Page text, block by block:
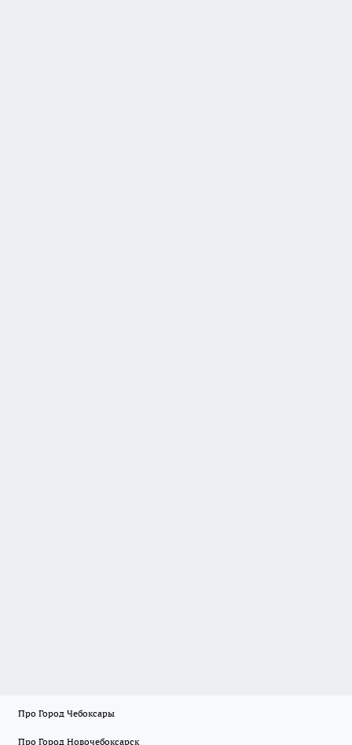
Про Город Чебоксары
Про Город Новочебоксарск